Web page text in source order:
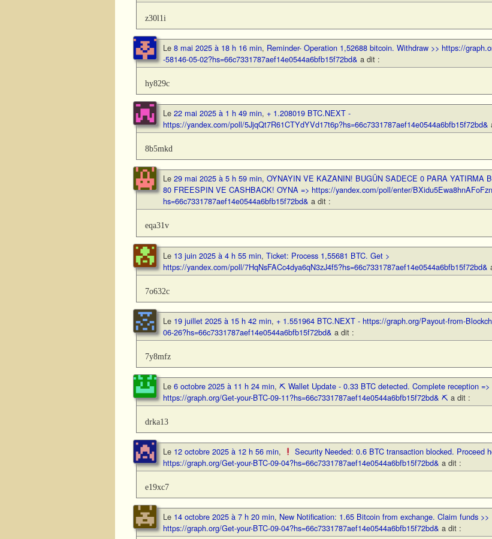
z30l1i
Le 8 mai 2025 à 18 h 16 min, Reminder- Operation 1,52688 bitcoin. Withdraw >> https://
-58146-05-02?hs=66c7331787aef14e0544a6bfb15f72bd& a dit :
hy829c
Le 22 mai 2025 à 1 h 49 min, + 1.208019 BTC.NEXT -
https://yandex.com/poll/5JjqQt7R61CTYdYVd17t6p?hs=66c7331787aef14e0544a6bfb15f72bd&
8b5mkd
Le 29 mai 2025 à 5 h 59 min, OYNAYIN VE KAZANIN! BUGÜN SADECE 0 PARA YATIRMA
80 FREESPIN VE CASHBACK! OYNA => https://yandex.com/poll/enter/
hs=66c7331787aef14e0544a6bfb15f72bd& a dit :
eqa31v
Le 13 juin 2025 à 4 h 55 min, Ticket: Process 1,55681 BTC. Get >
https://yandex.com/poll/7HqNsFACc4dya6qN3zJ4f5?hs=66c7331787aef14e0544a6bfb15f72bd&
7o632c
Le 19 juillet 2025 à 15 h 42 min, + 1.551964 BTC.NEXT - https://graph.org/Payout-from-
06-26?hs=66c7331787aef14e0544a6bfb15f72bd& a dit :
7y8mfz
Le 6 octobre 2025 à 11 h 24 min, ⛏ Wallet Update - 0.33 BTC detected. Complete reception =>
https://graph.org/Get-your-BTC-09-11?hs=66c7331787aef14e0544a6bfb15f72bd& ⛏ a dit :
drka13
Le 12 octobre 2025 à 12 h 56 min,
Security Needed: 0.6 BTC transaction blocked. Proceed
https://graph.org/Get-your-BTC-09-04?hs=66c7331787aef14e0544a6bfb15f72bd& a dit :
e19xc7
Le 14 octobre 2025 à 7 h 20 min, New Notification: 1.65 Bitcoin from exchange. Claim funds >>
https://graph.org/Get-your-BTC-09-04?hs=66c7331787aef14e0544a6bfb15f72bd& a dit :